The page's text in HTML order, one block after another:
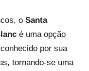
o Santa
é uma opção
por sua
tornando-se uma